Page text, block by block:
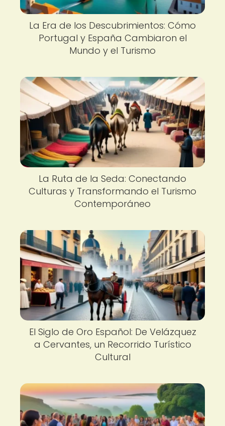
La Era de los Descubrimientos: Cómo
Portugal y España Cambiaron el
Mundo y el Turismo
La Ruta de la Seda: Conectando
Culturas y Transformando el Turismo
Contemporáneo
El Siglo de Oro Español: De Velázquez
a Cervantes, un Recorrido Turístico
Cultural